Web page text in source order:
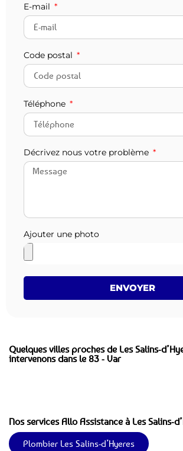
E-mail
Code postal
Téléphone
Décrivez nous votre problème
Ajouter une photo
ENVOYER
Quelques villes proches de Les Salins-
intervenons dans le 83 - Var
Nos services Allo Assistance à Les Salins-
Plombier Les Salins-d’Hyeres